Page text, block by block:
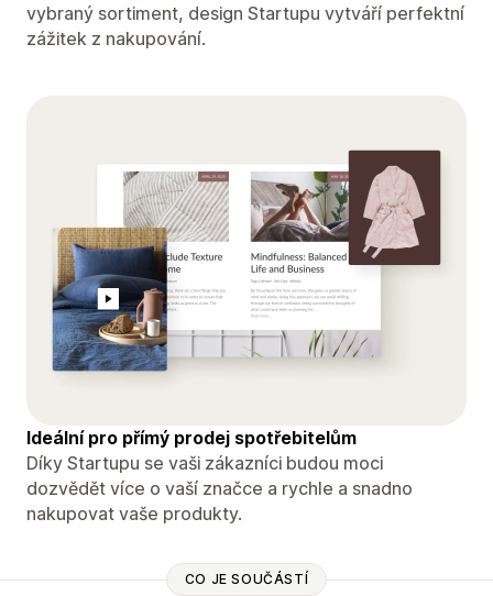
vybraný sortiment, design Startupu vytváří perfektní
zážitek z nakupování.
Ideální pro přímý prodej spotřebitelům
Díky Startupu se vaši zákazníci budou moci
dozvědět více o vaší značce a rychle a snadno
nakupovat vaše produkty.
CO JE SOUČÁSTÍ